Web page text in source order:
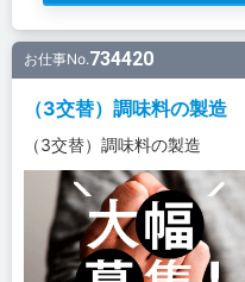
お仕事No.734420
（3交替）調味料の製造
（3交替）調味料の製造